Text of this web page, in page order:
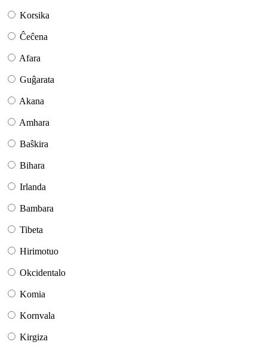
Korsika
Ĉeĉena
Afara
Guĝarata
Akana
Amhara
Baŝkira
Bihara
Irlanda
Bambara
Tibeta
Hirimotuo
Okcidentalo
Komia
Kornvala
Kirgiza